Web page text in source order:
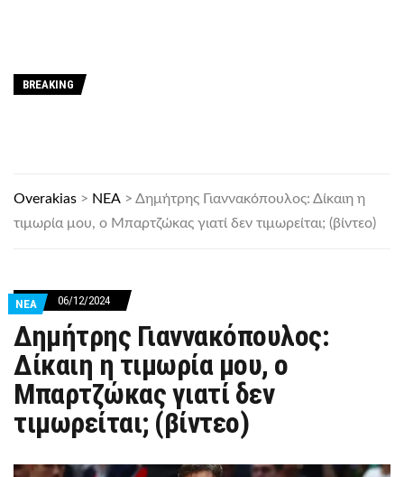
BREAKING
Overakias > ΝΕΑ > Δημήτρης Γιαννακόπουλος: Δίκαιη η
τιμωρία μου, ο Μπαρτζώκας γιατί δεν τιμωρείται; (βίντεο)
ΝΕΑ 06/12/2024
Δημήτρης Γιαννακόπουλος:
Δίκαιη η τιμωρία μου, ο
Μπαρτζώκας γιατί δεν
τιμωρείται; (βίντεο)